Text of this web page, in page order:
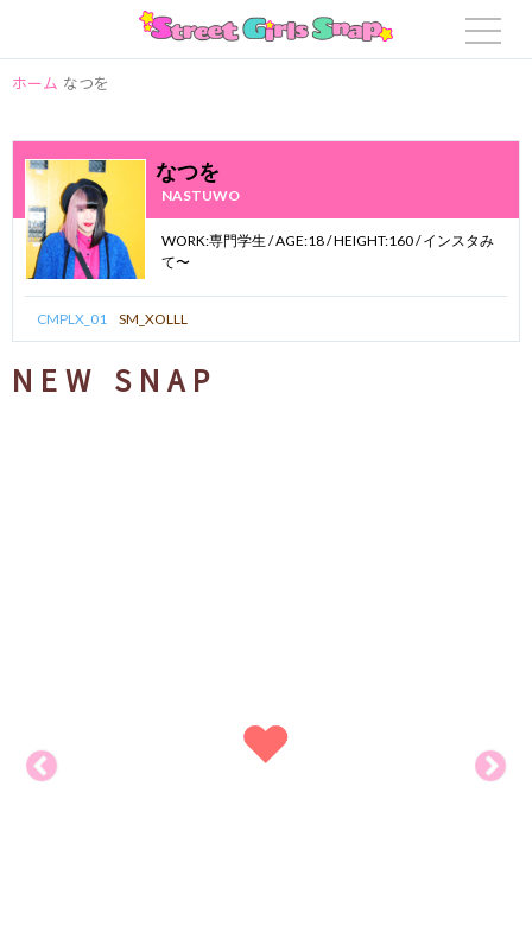
ホーム なつを
なつを
NASTUWO
WORK:専門学生 / AGE:18 / HEIGHT:160 / インスタみ
て〜
CMPLX_01 SM_XOLLL
NEW SNAP